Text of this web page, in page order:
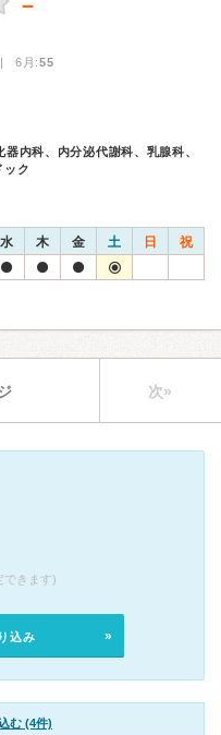
－
6月:55
内科、内分泌代謝科、乳腺科、
ック
水 木 金 土 日 祝
次»
できます)
込み
む (4件)